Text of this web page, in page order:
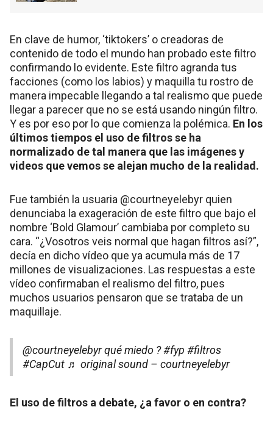
En clave de humor, ‘tiktokers’ o creadoras de
contenido de todo el mundo han probado este filtro
confirmando lo evidente. Este filtro agranda tus
facciones (como los labios) y maquilla tu rostro de
manera impecable llegando a tal realismo que puede
llegar a parecer que no se está usando ningún filtro.
Y es por eso por lo que comienza la polémica. En los
últimos tiempos el uso de filtros se ha
normalizado de tal manera que las imágenes y
videos que vemos se alejan mucho de la realidad.
Fue también la usuaria @courtneyelebyr quien
denunciaba la exageración de este filtro que bajo el
nombre ‘Bold Glamour’ cambiaba por completo su
cara. “¿Vosotros veis normal que hagan filtros así?”,
decía en dicho vídeo que ya acumula más de 17
millones de visualizaciones. Las respuestas a este
vídeo confirmaban el realismo del filtro, pues
muchos usuarios pensaron que se trataba de un
maquillaje.
@courtneyelebyrqué miedo ?#fyp #filtros
#CapCut ♬ original sound – courtneyelebyr
El uso de filtros a debate, ¿a favor o en contra?